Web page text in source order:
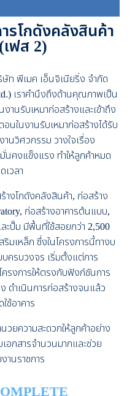
รโกดังคลังสินค้า
ฟส 2)
ท พีเมค เอ็นจิเนียริ่ง จำกัด
เราคำนึงถึงด้านคุณภาพเป็น
านรับเหมาก่อสร้างและเข้าถึง
นในงานรับเหมาก่อสร้างได้รับ
นวิศวกรรม วางใจเรื่อง
นคงแข็งแรง ทำให้ลูกค้าหมด
วลา
างโกดังคลังสินค้า, ก่อสร้าง
ก่อสร้างอาคารต้นแบบ,
ะปั๊ม มีพื้นที่ใช้สอยกว่า 2,500
มเหล็ก ซึ่งในโครงการนี้ทางบ
ครบวงจร เริ่มตั้งแต่การ
รงการให้ตรงกับฟังก์ชันการ
ดำเนินการก่อสร้างจนแล้ว
ช้อาคาร
วยความสะดวกให้ลูกค้าอย่าง
อกสารจำนวนมากและช่วย
านราชการ